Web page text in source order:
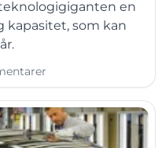
en
som kan